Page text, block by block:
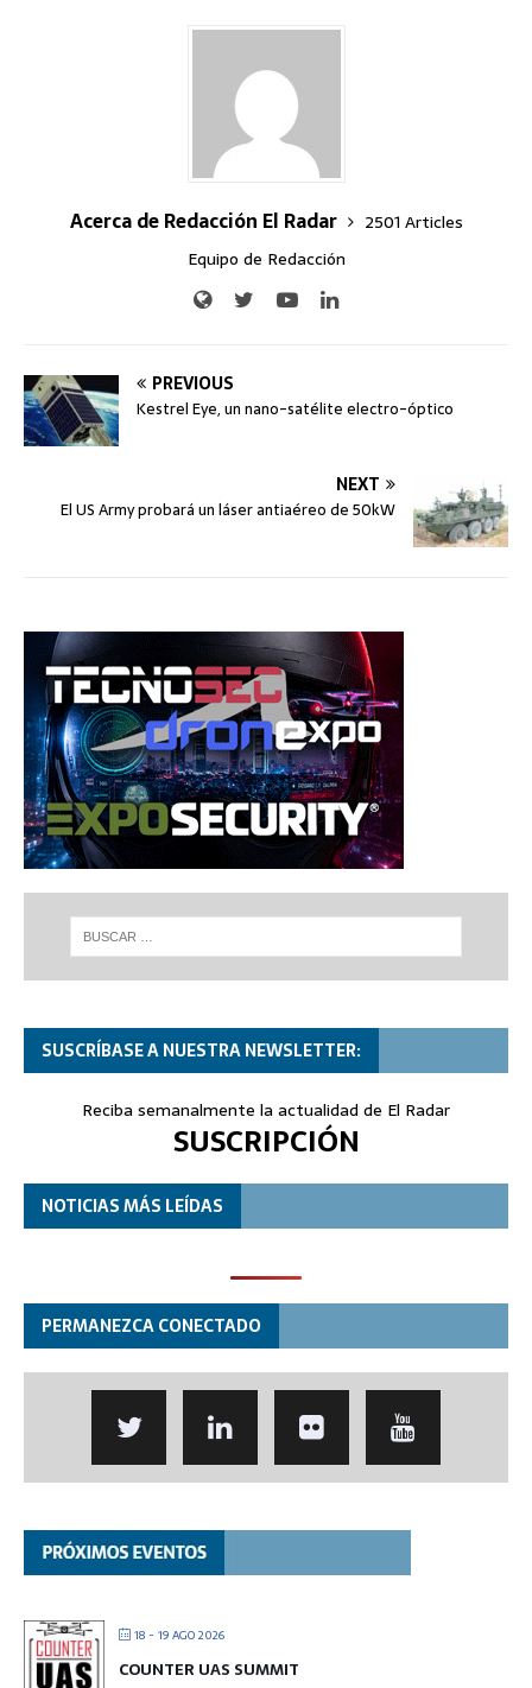
Acerca de Redacción El Radar
2501 Articles
Equipo de Redacción
PREVIOUS
Kestrel Eye, un nano-satélite electro-óptico
NEXT
El US Army probará un láser antiaéreo de 50kW
SUSCRÍBASE A NUESTRA NEWSLETTER:
Reciba semanalmente la actualidad de El Radar
SUSCRIPCIÓN
NOTICIAS MÁS LEÍDAS
PERMANEZCA CONECTADO
18 - 19 AGO 2026
COUNTER UAS SUMMIT